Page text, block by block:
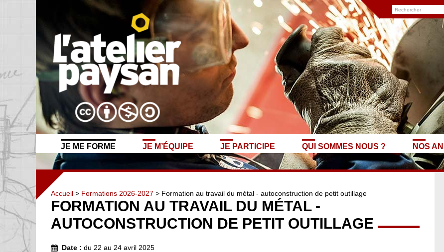
JE ME FORME JE M’ÉQUIPE JE PARTICIPE QUI SOMMES NOUS ? NOS
Accueil > Formations 2026-2027 > Formation au travail du métal - autoconstruction de petit outillage
FORMATION AU TRAVAIL DU MÉTAL -
AUTOCONSTRUCTION DE PETIT OUTILLAGE
Date : du 22 au 24 avril 2025